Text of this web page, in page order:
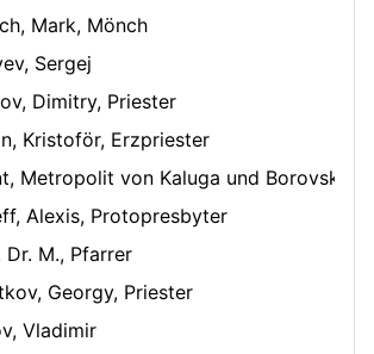
Mark, Mönch
Sergej
Dimitry, Priester
Kristoför, Erzpriester
Metropolit von Kaluga und Borovsk
Alexis, Protopresbyter
Dr. M., Pfarrer
Georgy, Priester
Vladimir